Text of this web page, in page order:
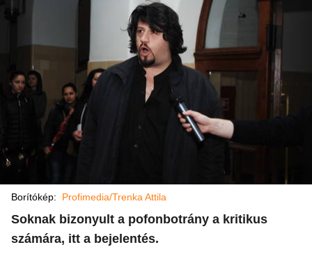
Borítókép: Profimedia/Trenka Attila
Soknak bizonyult a pofonbotrány a kritikus
számára, itt a bejelentés.